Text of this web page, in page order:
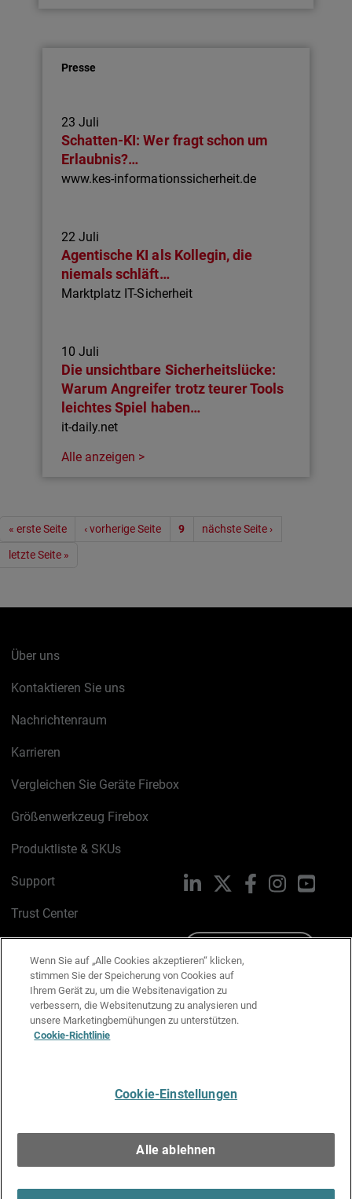
Presse
23 Juli
Schatten-KI: Wer fragt schon um
Erlaubnis?…
www.kes-informationssicherheit.de
22 Juli
Agentische KI als Kollegin, die
niemals schläft…
Marktplatz IT-Sicherheit
10 Juli
Die unsichtbare Sicherheitslücke:
Warum Angreifer trotz teurer Tools
leichtes Spiel haben…
it-daily.net
Alle anzeigen >
Seitennummerierung
« erste Seite ‹ vorherige Seite 9 nächste Seite ›
letzte Seite »
Über uns
Kontaktieren Sie uns
Nachrichtenraum
Karrieren
Vergleichen Sie Geräte Firebox
Größenwerkzeug Firebox
Produktliste & SKUs
Support
Trust Center
Cookie-Richtlinie
Datenschutzrichtlinie
Media & Brand Kit
LinkedIn FacebookInstagram
Wenn Sie auf „Alle Cookies akzeptieren“ klicken,
stimmen Sie der Speicherung von Cookies auf
Ihrem Gerät zu, um die Websitenavigation zu
verbessern, die Websitenutzung zu analysieren und
unsere Marketingbemühungen zu unterstützen.
Cookie-Richtlinie
Cookie-Einstellungen
Alle ablehnen